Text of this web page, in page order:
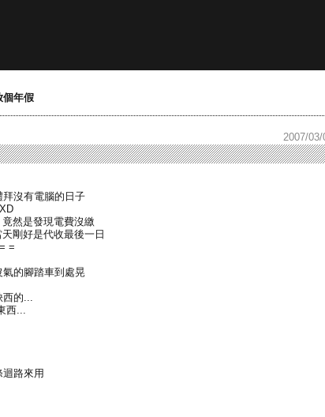
個年假
2007/03/
沒有電腦的日子
然是發現電費沒繳
剛好是代收最後一日
=
的腳踏車到處晃
西的...
西...
路來用